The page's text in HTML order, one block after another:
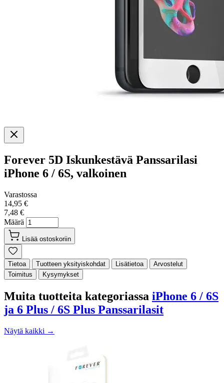
Forever 5D Iskunkestävä Panssarilasi
iPhone 6 / 6S, valkoinen
Varastossa
14,95 €
7,48 €
Määrä
Lisää ostoskoriin
Tietoa Tuotteen yksityiskohdat Lisätietoa
Arvostelut
Toimitus
Kysymykset
Muita tuotteita kategoriassa iPhone 6 / 6S
ja 6 Plus / 6S Plus Panssarilasit
Näytä kaikki →